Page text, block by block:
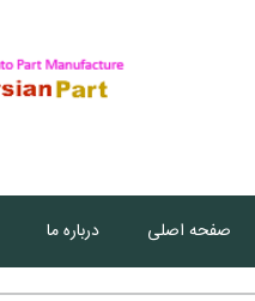
صفحه اصلی درباره ما